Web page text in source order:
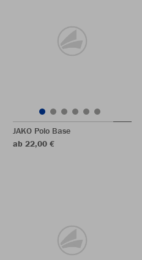
JAKO Polo Base
ab 22,00 €